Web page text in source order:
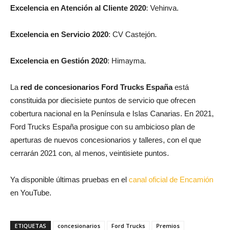
Excelencia en Atención al Cliente 2020: Vehinva.
Excelencia en Servicio 2020: CV Castejón.
Excelencia en Gestión 2020: Himayma.
La red de concesionarios Ford Trucks Españaestá
constituida por diecisiete puntos de servicio que ofrecen
cobertura nacional en la Península e Islas Canarias. En 2021,
Ford Trucks España prosigue con su ambicioso plan de
aperturas de nuevos concesionarios y talleres, con el que
cerrarán 2021 con, al menos, veintisiete puntos.
Ya disponible últimas pruebas en el canal oficial de Encamión
en YouTube.
ETIQUETAS concesionarios Ford Trucks
Premios